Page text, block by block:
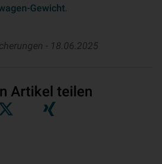
Gewicht.
- 18.06.2025
Artikel teilen